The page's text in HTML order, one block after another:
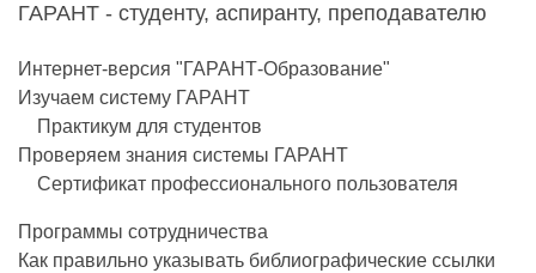
ГАРАНТ - студенту, аспиранту, преподавателю
Интернет-версия "ГАРАНТ-Образование"
Изучаем систему ГАРАНТ
Практикум для студентов
Проверяем знания системы ГАРАНТ
Сертификат профессионального пользователя
Программы сотрудничества
Как правильно указывать библиографические ссылки